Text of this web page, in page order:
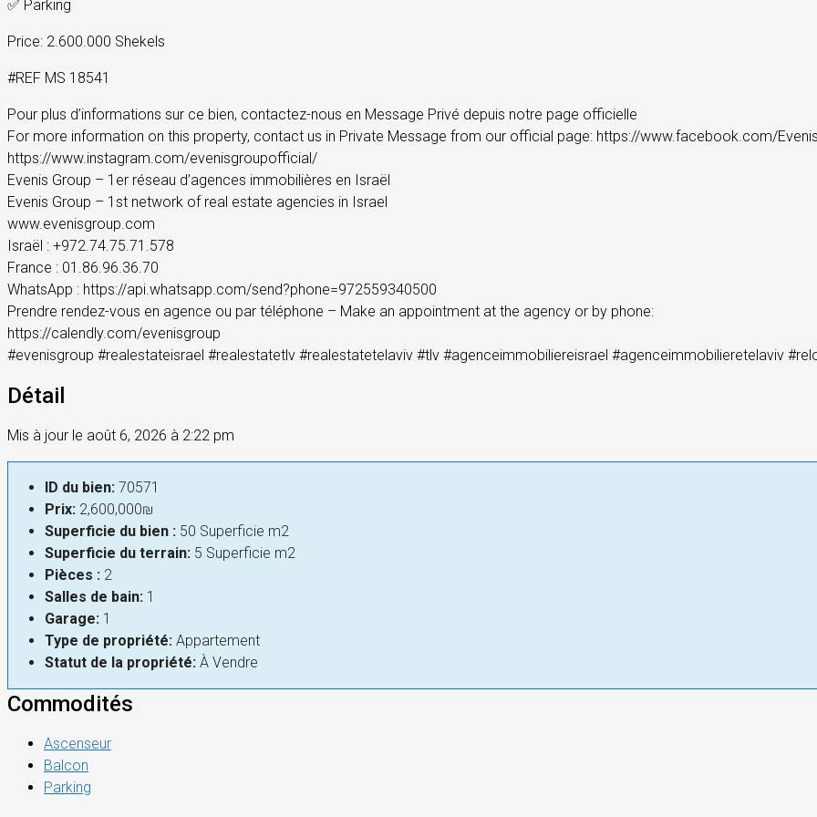
✅ Parking
Price: 2.600.000 Shekels
#REF MS 18541
Pour plus d’informations sur ce bien, contactez-nous en Message Privé depuis notre page officielle
For more information on this property, contact us in Private Message from our official page: https://www.facebook.com/
https://www.instagram.com/evenisgroupofficial/
Evenis Group – 1er réseau d’agences immobilières en Israël
Evenis Group – 1st network of real estate agencies in Israel
www.evenisgroup.com
Israël : +972.74.75.71.578
France : 01.86.96.36.70
WhatsApp : https://api.whatsapp.com/send?phone=972559340500
Prendre rendez-vous en agence ou par téléphone – Make an appointment at the agency or by phone:
https://calendly.com/evenisgroup
#evenisgroup #realestateisrael #realestatetlv #realestatetelaviv #tlv #agenceimmobiliereisrael #agenceimmobilieretelaviv
Détail
Mis à jour le août 6, 2026 à 2:22 pm
ID du bien: 70571
Prix: 2,600,000₪
Superficie du bien : 50 Superficie m2
Superficie du terrain: 5 Superficie m2
Pièces : 2
Salles de bain: 1
Garage: 1
Type de propriété: Appartement
Statut de la propriété: À Vendre
Commodités
Ascenseur
Balcon
Parking